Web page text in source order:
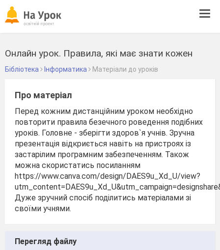
Онлайн урок. Правила, які має знати кожен
Бібліотека Інформатика Матеріали до уроків
Про матеріал
Перед кожним дистанційним уроком необхідно
повторити правила безечного роведення подібних
уроків. Головне - зберігти здоров`я учнів. Зручна
презентація відкриється навіть на пристроях із
застарілим програмним забезпеченням. Також
можна скористатись посиланням
https://www.canva.com/design/DAES9u_Xd_U/view?
Дуже зручний спосіб поділитись матеріалами зі
своїми учнями.
Перегляд файлу